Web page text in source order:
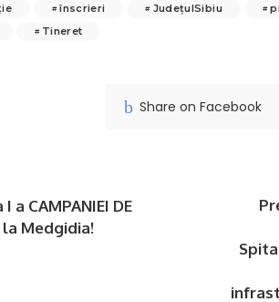
înscrieri JudețulSibiu
Tineret
Share on Facebook
a CAMPANIEI DE
la Medgidia!